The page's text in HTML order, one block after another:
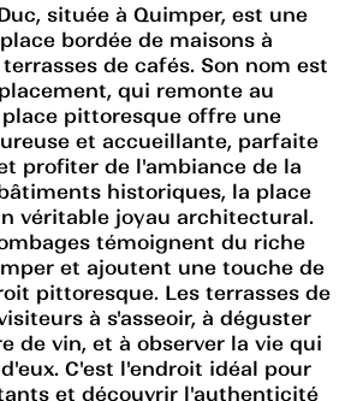
située à Quimper, est une
bordée de maisons à
de cafés. Son nom est
qui remonte au
pittoresque offre une
et accueillante, parfaite
profiter de l'ambiance de la
historiques, la place
véritable joyau architectural.
témoignent du riche
et ajoutent une touche de
pittoresque. Les terrasses de
à s'asseoir, à déguster
de vin, et à observer la vie qui
C'est l'endroit idéal pour
et découvrir l'authenticité